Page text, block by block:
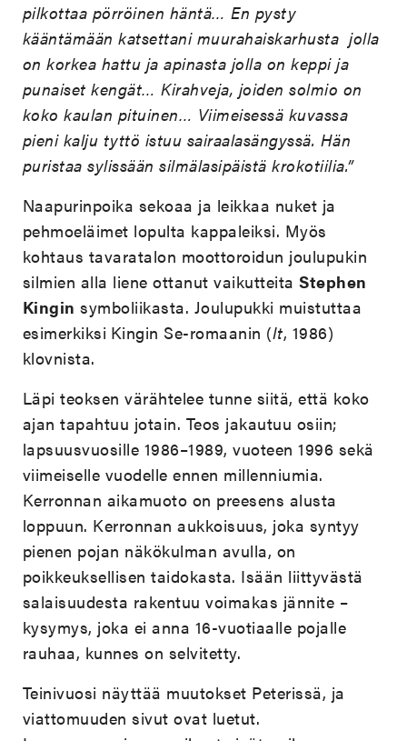
pilkottaa pörröinen häntä… En pysty
kääntämään katsettani muurahaiskarhusta jolla
on korkea hattu ja apinasta jolla on keppi ja
punaiset kengät… Kirahveja, joiden solmio on
koko kaulan pituinen… Viimeisessä kuvassa
pieni kalju tyttö istuu sairaalasängyssä. Hän
puristaa sylissään silmälasipäistä krokotiilia.”
Naapurinpoika sekoaa ja leikkaa nuket ja
pehmoeläimet lopulta kappaleiksi. Myös
kohtaus tavaratalon moottoroidun joulupukin
silmien alla liene ottanut vaikutteitaStephen
Kingin symboliikasta. Joulupukki muistuttaa
esimerkiksi Kingin Se-romaanin (It, 1986)
klovnista.
Läpi teoksen värähtelee tunne siitä, että koko
ajan tapahtuu jotain. Teos jakautuu osiin;
lapsuusvuosille 1986–1989, vuoteen 1996 sekä
viimeiselle vuodelle ennen millenniumia.
Kerronnan aikamuoto on preesens alusta
loppuun. Kerronnan aukkoisuus, joka syntyy
pienen pojan näkökulman avulla, on
poikkeuksellisen taidokasta. Isään liittyvästä
salaisuudesta rakentuu voimakas jännite –
kysymys, joka ei anna 16-vuotiaalle pojalle
rauhaa, kunnes on selvitetty.
Teinivuosi näyttää muutokset Peterissä, ja
viattomuuden sivut ovat luetut.